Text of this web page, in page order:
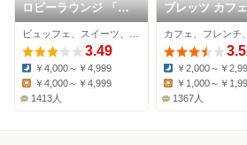
ロビーラウンジ 「マ
ーブルラウンジ」 ヒ
ルトン東京
3.49
Dinner:
￥4,000～￥4,999
￥4,000～￥4,999
1413人
ブレッツ カフ
ープリー 新宿
マヤ店
Dinner:
￥2,000～￥
￥1,000～￥
1367人